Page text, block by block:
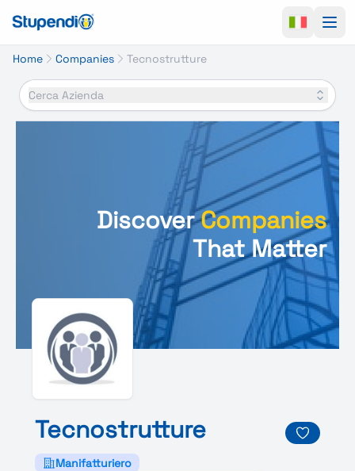
Home Companies Tecnostrutture
Cerca Azienda
DiscoverCompanies
That Matter
Tecnostrutture
Manifatturiero